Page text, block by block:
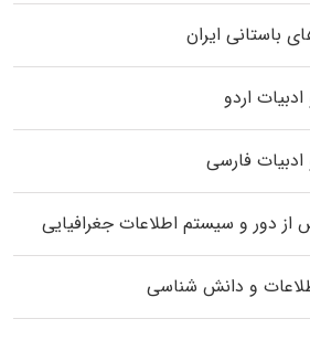
باستانی ایران
اردو
فارسی
دور و سیستم اطلاعات جغرافیایی
و دانش شناسی